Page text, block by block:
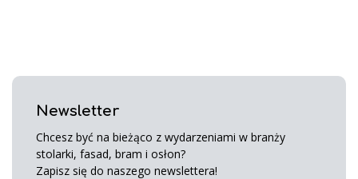
Newsletter
Chcesz być na bieżąco z wydarzeniami w branży
stolarki, fasad, bram i osłon?
Zapisz się do naszego newslettera!